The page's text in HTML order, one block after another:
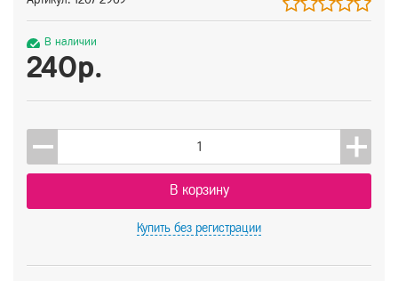
В наличии
240р.
В корзину
Купить без регистрации